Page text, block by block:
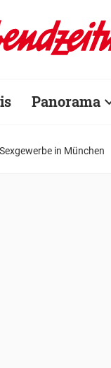
Panorama
in München